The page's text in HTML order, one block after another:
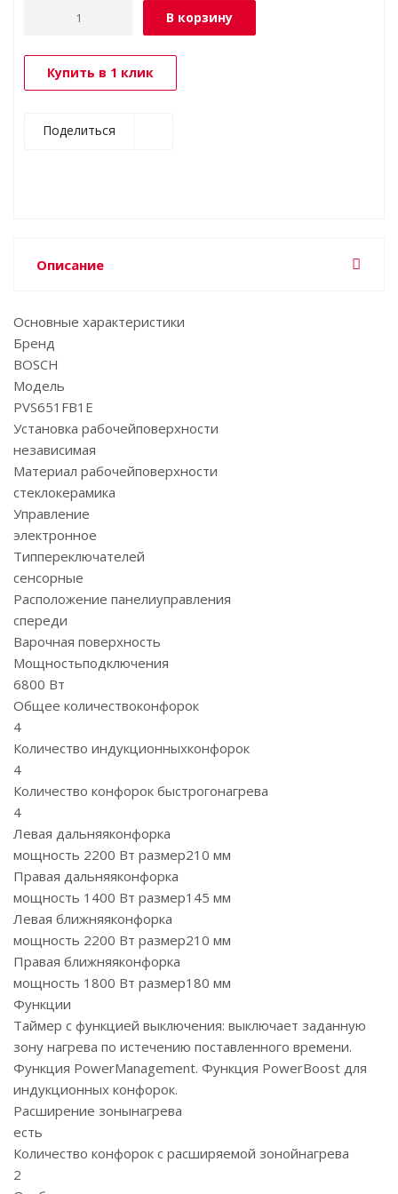
В корзину
Купить в 1 клик
Поделиться
Описание
Основные характеристики
Бренд
BOSCH
Модель
PVS651FB1E
Установка рабочейповерхности
независимая
Материал рабочейповерхности
стеклокерамика
Управление
электронное
Типпереключателей
сенсорные
Расположение панелиуправления
спереди
Варочная поверхность
Мощностьподключения
6800 Вт
Общее количествоконфорок
4
Количество индукционныхконфорок
4
Количество конфорок быстрогонагрева
4
Левая дальняяконфорка
мощность 2200 Вт размер210 мм
Правая дальняяконфорка
мощность 1400 Вт размер145 мм
Левая ближняяконфорка
мощность 2200 Вт размер210 мм
Правая ближняяконфорка
мощность 1800 Вт размер180 мм
Функции
Таймер с функцией выключения: выключает заданную
зону нагрева по истечению поставленного времени.
Функция PowerManagement. Функция PowerBoost для
индукционных конфорок.
Расширение зонынагрева
есть
Количество конфорок с расширяемой зонойнагрева
2